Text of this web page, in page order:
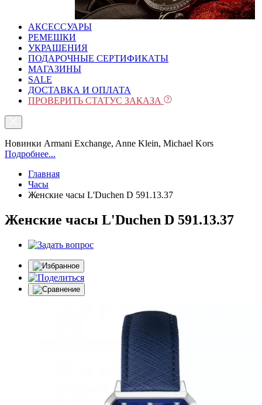
АКСЕССУАРЫ
РЕМЕШКИ
УКРАШЕНИЯ
ПОДАРОЧНЫЕ СЕРТИФИКАТЫ
МАГАЗИНЫ
SALE
ДОСТАВКА И ОПЛАТА
ПРОВЕРИТЬ СТАТУС ЗАКАЗА
Новинки Armani Exchange, Anne Klein, Michael Kors
Подробнее...
Главная
Часы
Женские часы L'Duchen D 591.13.37
Женские часы L'Duchen D 591.13.37